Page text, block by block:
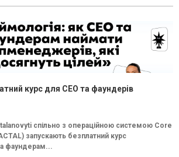
курс для CEO та фаундерів
talanovyti спільно з операційною системою Core
запускають безплатний курс
фаундерам...